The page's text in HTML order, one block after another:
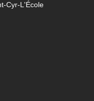
Cyr-L'École